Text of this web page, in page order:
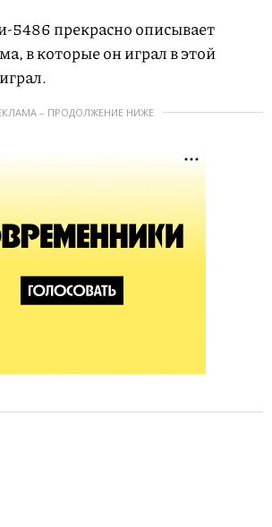
5486 прекрасно описывает
в которые он играл в этой
– ПРОДОЛЖЕНИЕ НИЖЕ